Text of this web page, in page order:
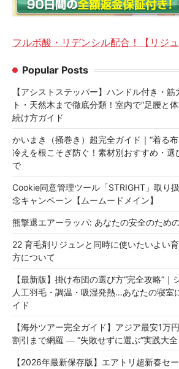
フルボ酸・リデンシル配合！【リジュ
Popular Posts
【アシストステッパー】ハンドル付き・
ト・天然木まで徹底分類！室内で“足腰と
続け方ガイド
かいまき（掻巻き）超完全ガイド｜“着る
冷えを根こそぎ防ぐ！素材別おすすめ・選
で
Cookie同意管理ツール「STRIGHT」取り
念キャンペーン【ムームードメイン】
熊撃退エアーラッパ: あなたの安全のため
22 育毛剤リジュンと同時に使いたいよい
方について
【最新版】掛け布団の選び方“完全攻略”｜
人工羽毛・調温・吸湿発熱…あなたの寝室
イド
【海外ツアー完全ガイド】アジア最安1万
割引まで網羅 ― “失敗せずに選ぶ”実践大全
【2026年最新保存版】エアトリ超新春セ